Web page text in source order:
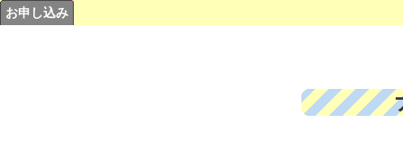
お申し込み